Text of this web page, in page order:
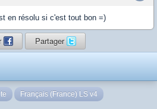
en résolu si c'est tout bon =)
Partager
Français (France) LS v4